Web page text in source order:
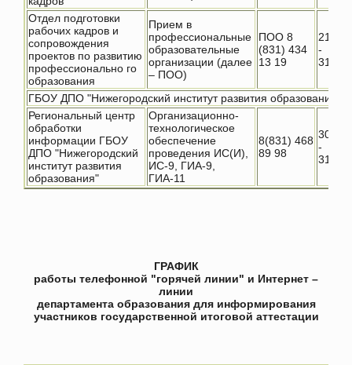
Отдел подготовки
рабочих кадров и
сопровождения
проектов по развитию
профессионально го
образования
Прием в
профессиональные
образовательные
организации (далее
– ПОО)
ПОО 8
(831) 434
13 19
-
ГБОУ ДПО "Нижегородский институт развития образования"
Региональный центр
обработки
информации ГБОУ
ДПО "Нижегородский
институт развития
образования"
Организационно-
технологическое
обеспечение
проведения ИС(И),
ИС-9, ГИА-9,
ГИА-11
8(831) 468
89 98
-
ГРАФИК
работы телефонной "горячей линии" и Интернет –
линии
департамента образования для информирования
участников государственной итоговой аттестации